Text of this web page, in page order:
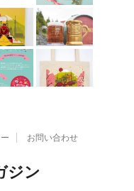
お問い合わせ
ジン